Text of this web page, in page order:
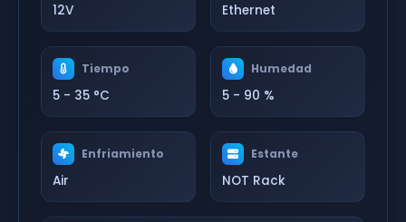
12V Ethernet
Tiempo
5 - 35 °C
Humedad
5 - 90 %
Enfriamiento
Air
Estante
NOT Rack